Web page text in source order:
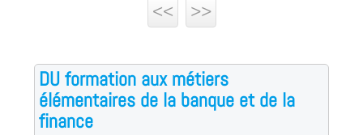
<<
>>
DU formation aux métiers
élémentaires de la banque et de la
finance